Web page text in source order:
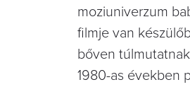
moziuniverzum
filmje van
bőven
1980-as években